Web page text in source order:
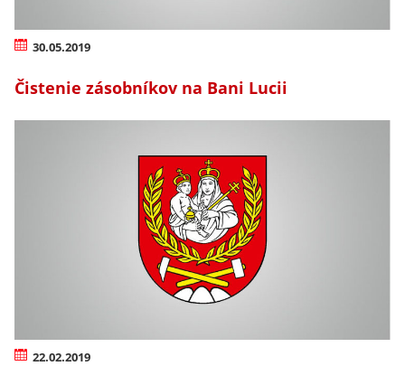
30.05.2019
Čistenie zásobníkov na Bani Lucii
22.02.2019